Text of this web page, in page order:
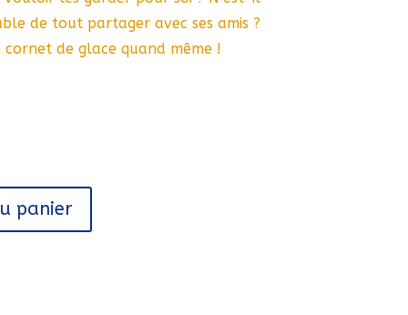
de tout partager avec ses amis ?
de glace quand même !
panier